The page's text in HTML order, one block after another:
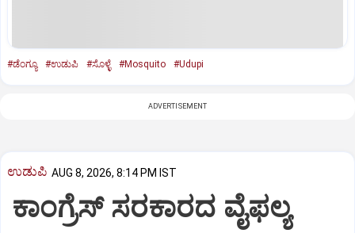
#ಡೆಂಗ್ಯೂ #ಉಡುಪಿ #ಸೊಳ್ಳೆ #Mosquito #Udupi
ADVERTISEMENT
ಉಡುಪಿ AUG 8, 2026, 8:14 PM IST
ಕಾಂಗ್ರೆಸ್ ಸರಕಾರದ ವೈಫಲ್ಯ